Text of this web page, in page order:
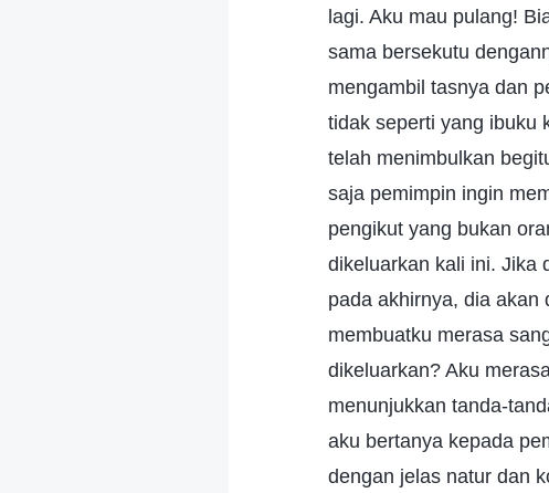
lagi. Aku mau pulang!
sama bersekutu
mengambil tasnya dan
tidak seperti yang ibuku
telah menimbulkan
saja pemimpin ingin
pengikut yang bukan
dikeluarkan kali ini. Jika
pada akhirnya, dia akan
membuatku merasa
dikeluarkan? Aku
menunjukkan tanda-
aku bertanya kepada
dengan jelas natur dan